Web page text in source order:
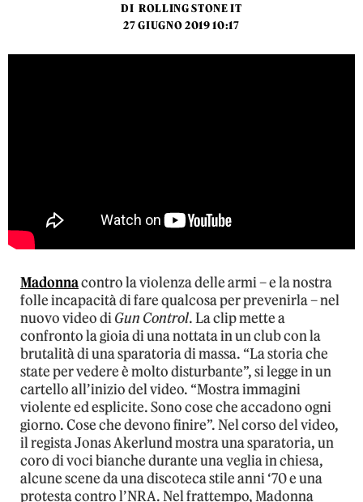
DI ROLLING STONE IT
27 GIUGNO 2019 10:17
Madonnacontro la violenza delle armi – e la nostra
folle incapacità di fare qualcosa per prevenirla – nel
nuovo video diGun Control. La clip mette a
confronto la gioia di una nottata in un club con la
brutalità di una sparatoria di massa. “La storia che
state per vedere è molto disturbante”, si legge in un
cartello all’inizio del video. “Mostra immagini
violente ed esplicite. Sono cose che accadono ogni
giorno. Cose che devono finire”. Nel corso del video,
il regista Jonas Akerlund mostra una sparatoria, un
coro di voci bianche durante una veglia in chiesa,
alcune scene da una discoteca stile anni ‘70 e una
protesta contro l’NRA. Nel frattempo, Madonna